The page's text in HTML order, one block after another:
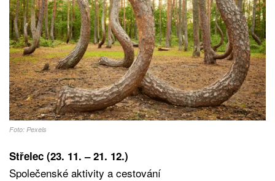
Foto: Pexels
Střelec (23. 11. – 21. 12.)
Společenské aktivity a cestování